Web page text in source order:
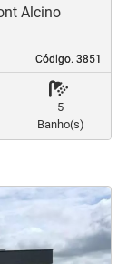
Código. 3851
Código. 3851
Alcino
5
Banho(s)